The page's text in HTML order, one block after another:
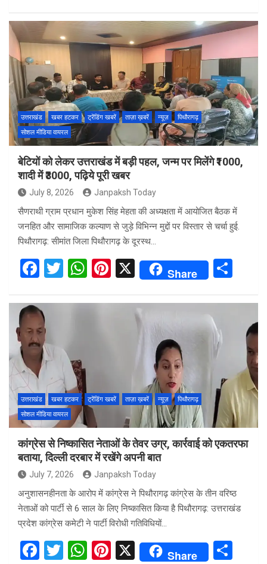
ce
b
o
o
k
tt
er
at
s
A
p
p
er
es
t
ar
e
उत्तराखंड खबर हटकर ट्रेंडिंग खबरें ताज़ा ख़बरें न्यूज़
पिथौरागढ़
सोशल मीडिया वायरल
बेटियों को लेकर उत्तराखंड में बड़ी पहल, जन्म पर मिलेंगे ₹1000,
शादी में ₹3000, पढ़िये पूरी खबर
July 8, 2026 Janpaksh Today
सैणराथी ग्राम प्रधान मुकेश सिंह मेहता की अध्यक्षता में आयोजित बैठक में
जनहित और सामाजिक कल्याण से जुड़े विभिन्न मुद्दों पर विस्तार से चर्चा हुई.
पिथौरागढ़: सीमांत जिला पिथौरागढ़ के दूरस्थ…
F
ce
b
o
o
k
T
tt
W
at
Pi
er
X Share
ar
उत्तराखंड खबर हटकर ट्रेंडिंग खबरें ताज़ा ख़बरें न्यूज़
पिथौरागढ़
सोशल मीडिया वायरल
कांग्रेस से निष्कासित नेताओं के तेवर उग्र, कार्रवाई को एकतरफा
बताया, दिल्ली दरबार में रखेंगे अपनी बात
July 7, 2026 Janpaksh Today
अनुशासनहीनता के आरोप में कांग्रेस ने पिथौरागढ़ कांग्रेस के तीन वरिष्ठ
नेताओं को पार्टी से 6 साल के लिए निष्कासित किया है पिथौरागढ़: उत्तराखंड
प्रदेश कांग्रेस कमेटी ने पार्टी विरोधी गतिविधियों…
F
T
W Pi X Share